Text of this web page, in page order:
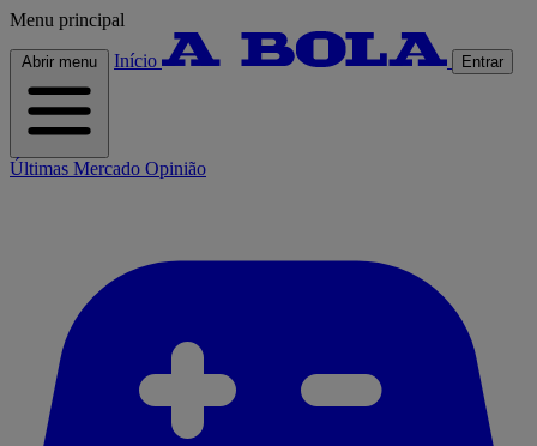
Menu principal
Abrir menu Início Entrar
Últimas Mercado Opinião